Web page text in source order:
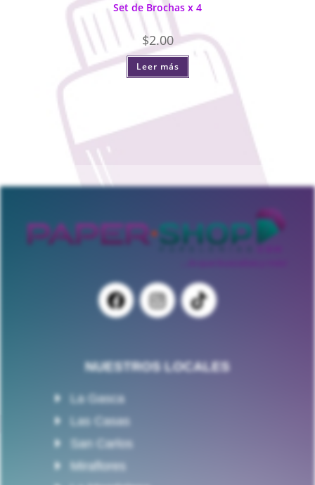
Set de Brochas x 4
$2.00
Leer más
NUESTROS LOCALES
La Gasca
Las Casas
San Carlos
Miraflores